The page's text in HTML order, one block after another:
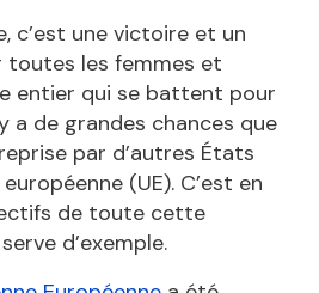
c’est une victoire et un
les femmes et
entier qui se battent pour
a de grandes chances que
par d’autres États
(UE). C’est en
de toute cette
d’exemple.